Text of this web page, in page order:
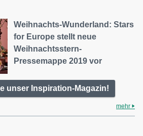
Weihnachts-Wunderland: Stars
for Europe stellt neue
Weihnachtsstern-
Pressemappe 2019 vor
unser Inspiration-Magazin!
mehr